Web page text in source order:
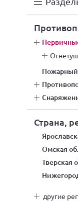
Страна,
Омская
Тверская
другие